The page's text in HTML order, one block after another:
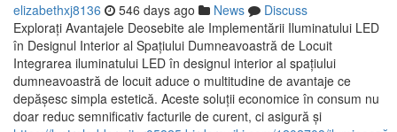
elizabethxj8136 546 days ago News
Discuss
Explorați Avantajele Deosebite ale Implementării Iluminatului LED
în Designul Interior al Spațiului Dumneavoastră de Locuit
Integrarea iluminatului LED în designul interior al spațiului
dumneavoastră de locuit aduce o multitudine de avantaje ce
depășesc simpla estetică. Aceste soluții economice în consum nu
doar reduc semnificativ facturile de curent, ci asigură și